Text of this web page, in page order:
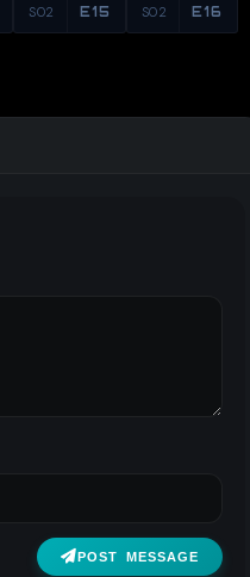
S02 E15 S02 E16
POST MESSAGE